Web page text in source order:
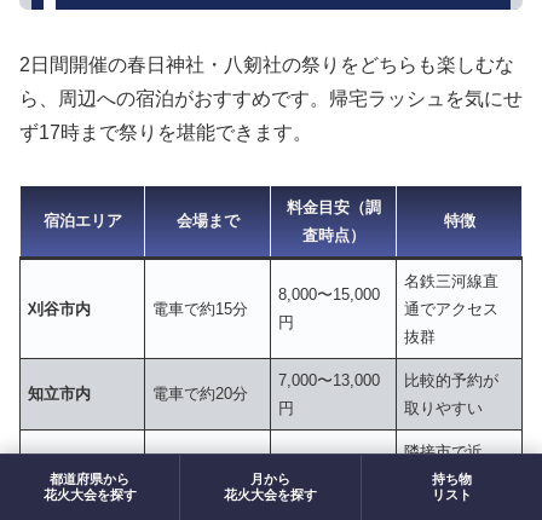
2日間開催の春日神社・八剱社の祭りをどちらも楽しむな
ら、周辺への宿泊がおすすめです。帰宅ラッシュを気にせ
ず17時まで祭りを堪能できます。
宿泊エリア 会場まで
料金目安（調
査時点）
特徴
刈谷市内 電車で約15分
8,000〜15,000
円
名鉄三河線直
通でアクセス
抜群
知立市内 電車で約20分
7,000〜13,000
円
比較的予約が
取りやすい
碧南市内
円
隣接市で近
い・選択肢あ
都道府県から
花火大会を探す
月から
花火大会を探す
持ち物
リスト